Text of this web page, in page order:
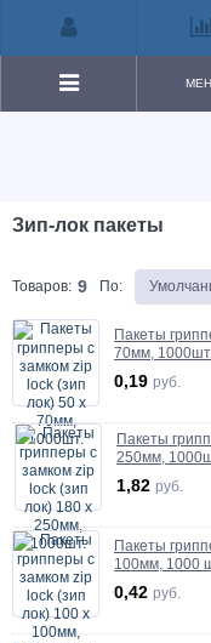
Зип-лок пакеты
Товаров: 9 По:
Пакеты
70мм,
0,19 руб.
Пакеты
250мм,
1,82 руб.
Пакеты
100мм, 1000
0,42 руб.